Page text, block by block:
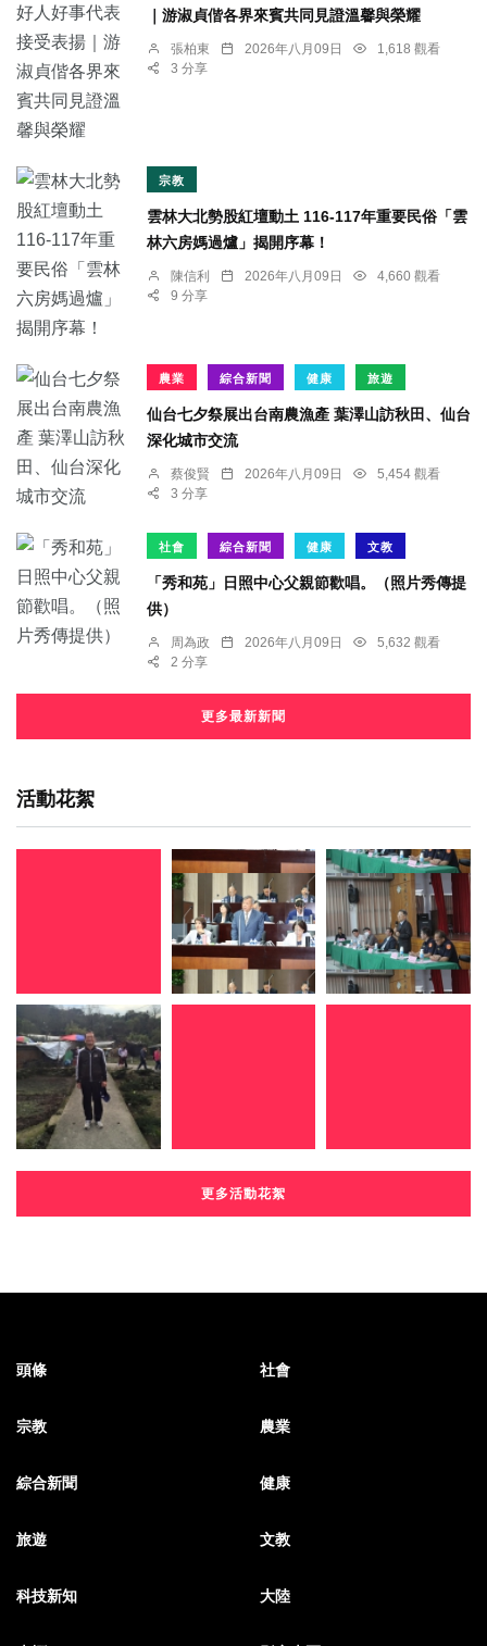
｜游淑貞偕各界來賓共同見證溫馨與榮耀
張柏東 2026年八月09日
1,618 觀看
3 分享
宗教
雲林大北勢股紅壇動土 116-117年重要民俗「雲
林六房媽過爐」揭開序幕！
陳信利 2026年八月09日
4,660 觀看
9 分享
農業 綜合新聞 健康 旅遊
仙台七夕祭展出台南農漁產 葉澤山訪秋田、仙台
深化城市交流
蔡俊賢 2026年八月09日
5,454 觀看
3 分享
社會 綜合新聞 健康 文教
「秀和苑」日照中心父親節歡唱。（照片秀傳提
供）
周為政 2026年八月09日
5,632 觀看
2 分享
更多最新新聞
活動花絮
更多活動花絮
頭條 社會
宗教 農業
綜合新聞 健康
旅遊 文教
科技新知 大陸